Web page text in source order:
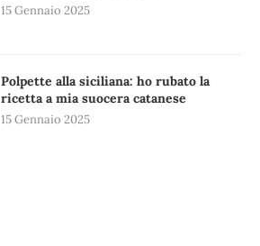
15 Gennaio 2025
Polpette alla siciliana: ho rubato la
ricetta a mia suocera catanese
15 Gennaio 2025